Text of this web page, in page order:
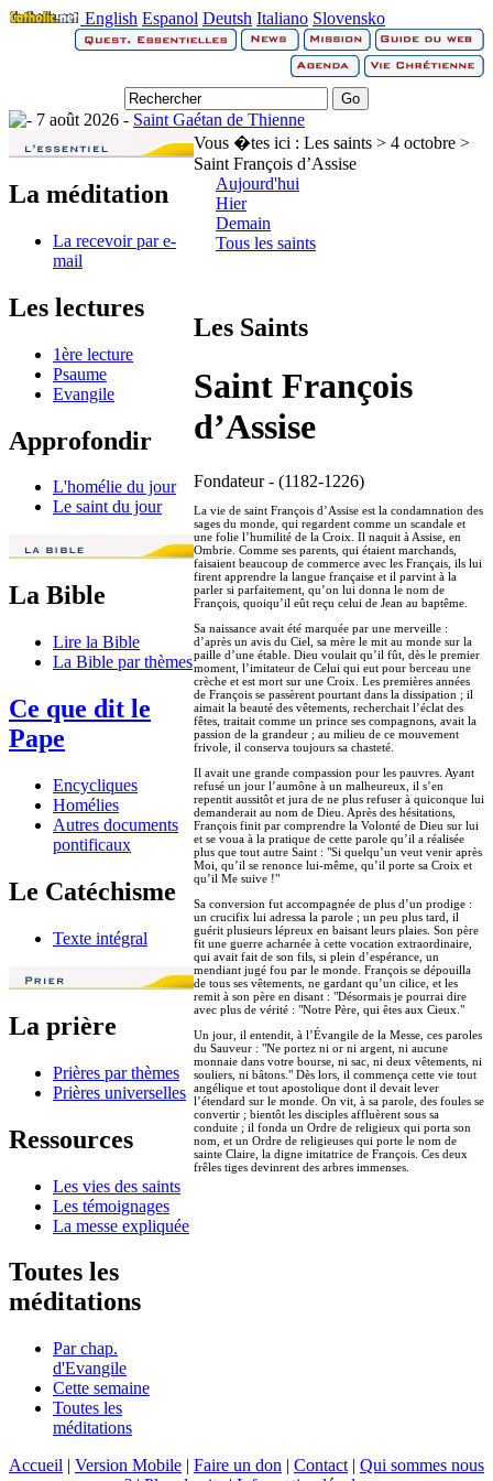
English Espanol Deutsh Italiano Slovensko
7 août 2026 - Saint Gaétan de Thienne
La méditation
La recevoir par e-
mail
Les lectures
1ère lecture
Psaume
Evangile
Approfondir
L'homélie du jour
Le saint du jour
La Bible
Lire la Bible
La Bible par thèmes
Ce que dit le
Pape
Encycliques
Homélies
Autres documents
pontificaux
Le Catéchisme
Texte intégral
La prière
Prières par thèmes
Prières universelles
Ressources
Les vies des saints
Les témoignages
La messe expliquée
Toutes les
méditations
Par chap.
d'Evangile
Cette semaine
Toutes les
méditations
Vous �tes ici : Les saints > 4 octobre >
Saint François d’Assise
Aujourd'hui
Hier
Demain
Tous les saints
Les Saints
Saint François
d’Assise
Fondateur - (1182-1226)
La vie de saint François d’Assise est la condamnation des
sages du monde, qui regardent comme un scandale et
une folie l’humilité de la Croix. Il naquit à Assise, en
Ombrie. Comme ses parents, qui étaient marchands,
faisaient beaucoup de commerce avec les Français, ils lui
firent apprendre la langue française et il parvint à la
parler si parfaitement, qu’on lui donna le nom de
François, quoiqu’il eût reçu celui de Jean au baptême.
Sa naissance avait été marquée par une merveille :
d’après un avis du Ciel, sa mère le mit au monde sur la
paille d’une étable. Dieu voulait qu’il fût, dès le premier
moment, l’imitateur de Celui qui eut pour berceau une
crèche et est mort sur une Croix. Les premières années
de François se passèrent pourtant dans la dissipation ; il
aimait la beauté des vêtements, recherchait l’éclat des
fêtes, traitait comme un prince ses compagnons, avait la
passion de la grandeur ; au milieu de ce mouvement
frivole, il conserva toujours sa chasteté.
Il avait une grande compassion pour les pauvres. Ayant
refusé un jour l’aumône à un malheureux, il s’en
repentit aussitôt et jura de ne plus refuser à quiconque lui
demanderait au nom de Dieu. Après des hésitations,
François finit par comprendre la Volonté de Dieu sur lui
et se voua à la pratique de cette parole qu’il a réalisée
plus que tout autre Saint : "Si quelqu’un veut venir après
Moi, qu’il se renonce lui-même, qu’il porte sa Croix et
qu’il Me suive !"
Sa conversion fut accompagnée de plus d’un prodige :
un crucifix lui adressa la parole ; un peu plus tard, il
guérit plusieurs lépreux en baisant leurs plaies. Son père
fit une guerre acharnée à cette vocation extraordinaire,
qui avait fait de son fils, si plein d’espérance, un
mendiant jugé fou par le monde. François se dépouilla
de tous ses vêtements, ne gardant qu’un cilice, et les
remit à son père en disant : "Désormais je pourrai dire
avec plus de vérité : "Notre Père, qui êtes aux Cieux."
Un jour, il entendit, à l’Évangile de la Messe, ces paroles
du Sauveur : "Ne portez ni or ni argent, ni aucune
monnaie dans votre bourse, ni sac, ni deux vêtements, ni
souliers, ni bâtons." Dès lors, il commença cette vie tout
angélique et tout apostolique dont il devait lever
l’étendard sur le monde. On vit, à sa parole, des foules se
convertir ; bientôt les disciples affluèrent sous sa
conduite ; il fonda un Ordre de religieux qui porta son
nom, et un Ordre de religieuses qui porte le nom de
sainte Claire, la digne imitatrice de François. Ces deux
frêles tiges devinrent des arbres immenses.
Accueil | Version Mobile | Faire un don | Contact | Qui sommes nous